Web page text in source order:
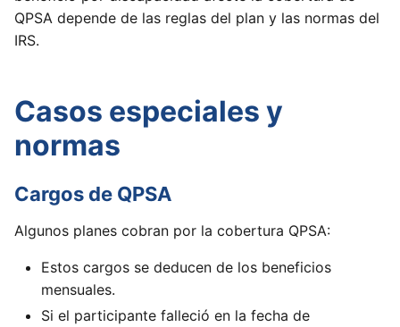
QPSA depende de las reglas del plan y las normas del
IRS.
Casos especiales y
normas
Cargos de QPSA
Algunos planes cobran por la cobertura QPSA:
Estos cargos se deducen de los beneficios
mensuales.
Si el participante falleció en la fecha de